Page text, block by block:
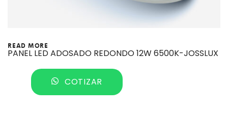
READ MORE
PANEL LED ADOSADO REDONDO 12W 6500K-JOSSLUX
COTIZAR